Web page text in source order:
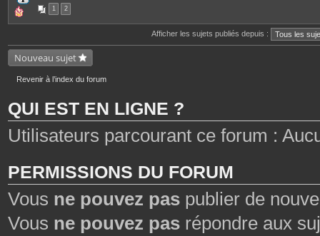
n
t
e
1 2
Afficher les sujets publiés depuis :
Nouveau sujet
Revenir à l’index du forum
QUI EST EN LIGNE ?
Utilisateurs parcourant ce forum :
PERMISSIONS DU FORUM
Vous ne pouvez pas publier de
Vous ne pouvez pas répondre aux